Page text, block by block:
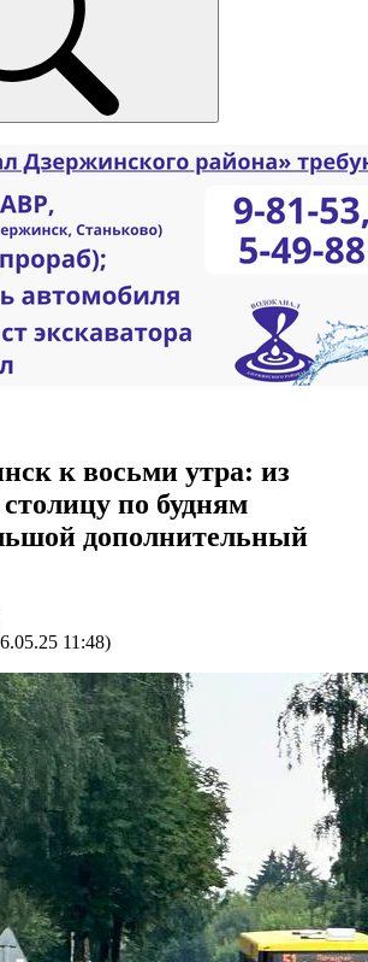
к восьми утра: из
по будням
дополнительный
11:48)